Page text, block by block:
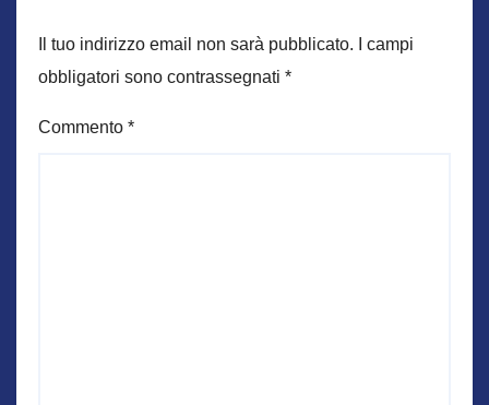
Il tuo indirizzo email non sarà pubblicato.
I campi
obbligatori sono contrassegnati *
Commento *